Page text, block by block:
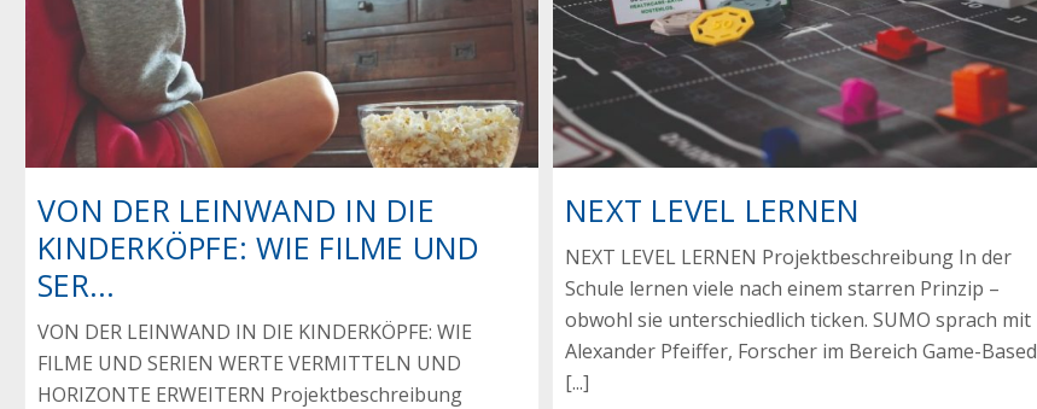
VON DER LEINWAND IN DIE
KINDERKÖPFE: WIE FILME UND
SER...
VON DER LEINWAND IN DIE KINDERKÖPFE: WIE
FILME UND SERIEN WERTE VERMITTELN UND
HORIZONTE ERWEITERN Projektbeschreibung
NEXT LEVEL LERNEN
NEXT LEVEL LERNEN Projektbeschreibung In der
Schule lernen viele nach einem starren Prinzip –
obwohl sie unterschiedlich ticken. SUMO sprach mit
Alexander Pfeiffer, Forscher im Bereich Game-Based
[...]